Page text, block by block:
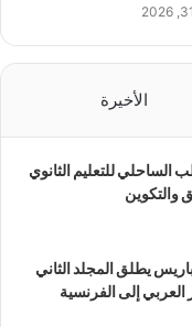
الأخيرة
الساحلي للتعليم الثانوي
والتكوين
يطلق المجلد الثاني
العربي إلى الفرنسية